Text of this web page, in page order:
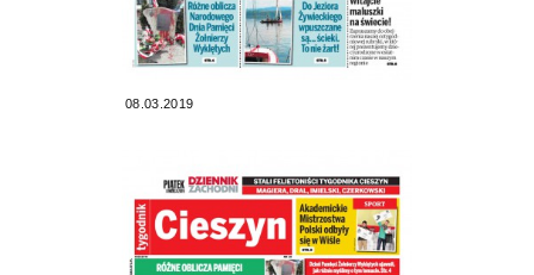
08.03.2019